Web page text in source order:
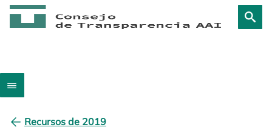
Recursos de 2019